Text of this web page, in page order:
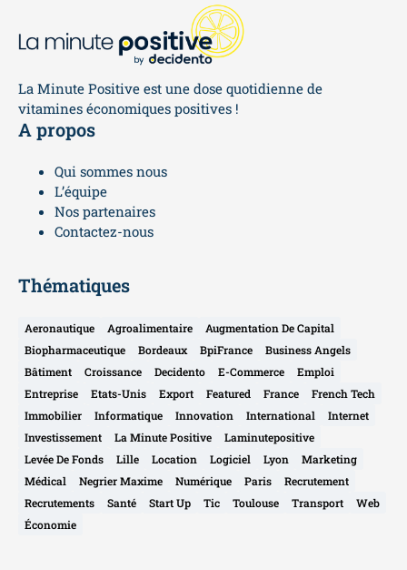
La Minute Positive est une dose quotidienne de
vitamines économiques positives !
A propos
Qui sommes nous
L’équipe
Nos partenaires
Contactez-nous
Thématiques
Aeronautique Agroalimentaire
Augmentation De Capital
Biopharmaceutique
Bordeaux BpiFrance
Business Angels
Bâtiment
Croissance Decidento E-Commerce
Emploi
Entreprise
Etats-Unis Export Featured France
French Tech
Immobilier
Informatique Innovation International
Internet
Investissement
La Minute Positive
Laminutepositive
Levée De Fonds
Lille Location Logiciel Lyon
Marketing
Médical
Negrier Maxime Numérique Paris
Recrutement
Recrutements
Santé Start Up Tic Toulouse Transport
Web
Économie